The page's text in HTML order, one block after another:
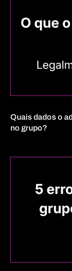
Quais dados o
no grupo?